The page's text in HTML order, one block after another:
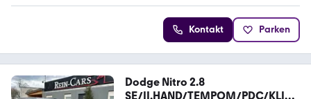
Kontakt Parken
Dodge Nitro 2.8
SE/II.HAND/TEMPOM/PDC/KLIM